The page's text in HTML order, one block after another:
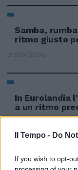
Il Tempo - Do
If you wish to opt-
Samba,
ritmo giusto
21/09/2008
In Eurolandia
a un ritmo
Azione, ritmo